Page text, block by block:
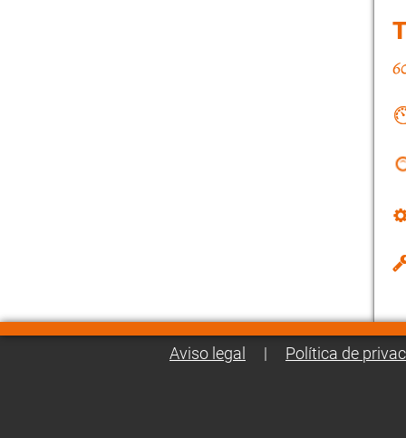
Aviso legal | Política de